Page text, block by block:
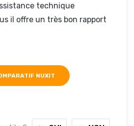
technique
il offre un très bon rapport
NUXIT